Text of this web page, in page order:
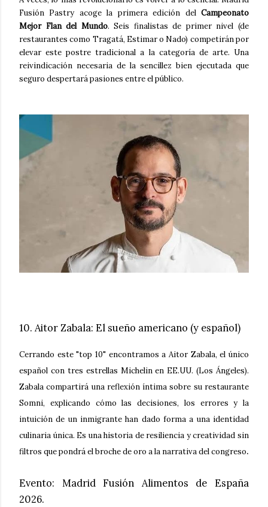
Fusión Pastry acoge la primera edición del Campeonato
Mejor Flan del Mundo. Seis finalistas de primer nivel (de
restaurantes como Tragatá, Estimar o Nado) competirán por
elevar este postre tradicional a la categoría de arte. Una
reivindicación necesaria de la sencillez bien ejecutada que
seguro despertará pasiones entre el público.
10. Aitor Zabala: El sueño americano (y español)
Cerrando este "top 10" encontramos a Aitor Zabala, el único
español con tres estrellas Michelin en EE.UU. (Los Ángeles).
Zabala compartirá una reflexión íntima sobre su restaurante
Somni, explicando cómo las decisiones, los errores y la
intuición de un inmigrante han dado forma a una identidad
culinaria única. Es una historia de resiliencia y creatividad sin
filtros que pondrá el broche de oro a la narrativa del congreso.
Evento: Madrid Fusión Alimentos de España
2026.